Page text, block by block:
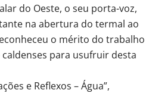
do Oeste, o seu porta-voz,
na abertura do termal ao
o mérito do trabalho
para usufruir desta
e Reflexos – Água”,